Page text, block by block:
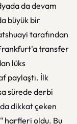
da devam
büyük bir
tarafından
transfer
lüks
paylaştı. İlk
sürede derbi
dikkat çeken
harfleri oldu. Bu